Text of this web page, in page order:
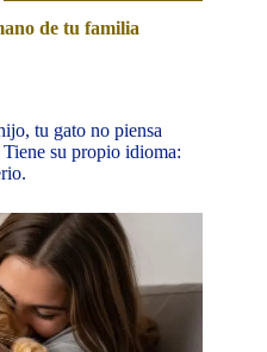
de tu familia
tu gato no piensa
su propio idioma: